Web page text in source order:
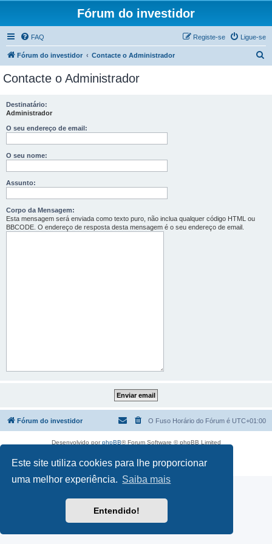
Este site utiliza cookies para lhe proporcionar
uma melhor experiência. Saiba mais
Entendido!
Fórum do investidor
FAQ Ligue-se
Registe-se
Fórum do investidor Contacte o Administrador
Contacte o Administrador
Destinatário:
Administrador
O seu endereço de email:
O seu nome:
Assunto:
Corpo da Mensagem:
Esta mensagem será enviada como texto puro, não inclua qualquer código HTML ou
BBCODE. O endereço de resposta desta mensagem é o seu endereço de email.
Fórum do investidor O Fuso Horário do Fórum é UTC+01:00
Desenvolvido porphpBB® Forum Software © phpBB Limited
Privacidade |Termos